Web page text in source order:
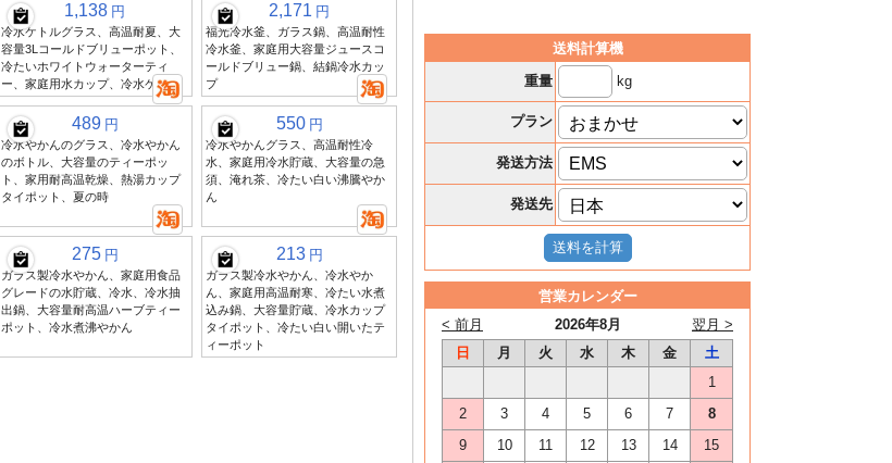
1,138 円
冷水ケトルグラス、高温耐夏、大
容量3Lコールドブリューポット、
冷たいホワイトウォーターティ
ー、家庭用水カップ、冷水ケトル
2,171 円
福光冷水釜、ガラス鍋、高温耐性
冷水釜、家庭用大容量ジュースコ
ールドブリュー鍋、結鍋冷水カッ
プ
489 円
冷水やかんのグラス、冷水やかん
のボトル、大容量のティーポッ
ト、家用耐高温乾燥、熱湯カップ
タイポット、夏の時
550 円
冷水やかんグラス、高温耐性冷
水、家庭用冷水貯蔵、大容量の急
須、淹れ茶、冷たい白い沸騰やか
ん
275 円
ガラス製冷水やかん、家庭用食品
グレードの水貯蔵、冷水、冷水抽
出鍋、大容量耐高温ハーブティー
ポット、冷水煮沸やかん
213 円
ガラス製冷水やかん、冷水やか
ん、家庭用高温耐寒、冷たい水煮
込み鍋、大容量貯蔵、冷水カップ
タイポット、冷たい白い開いたテ
ィーポット
送料計算機
重量
kg
プラン
発送方法
発送先
営業カレンダー
2026年8月
< 前月
翌月 >
日
月 火 水 木 金
土
1
2
3 4 5 6 7
8
9
10 11 12 13 14
15